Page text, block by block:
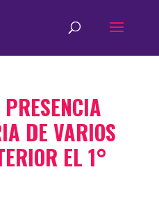
DE VARIOS
EL 1°